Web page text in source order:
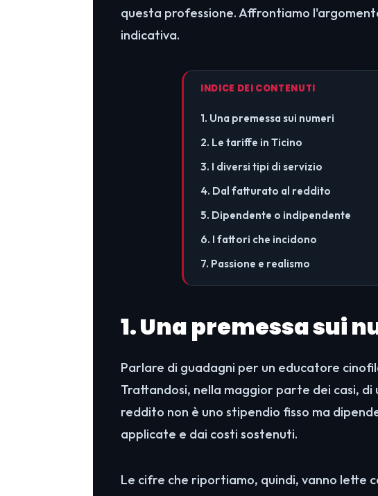
questa professione. Affrontiamo
indicativa.
INDICE DEI CONTENUTI
1. Una premessa sui numeri
2. Le tariffe in Ticino
3. I diversi tipi di servizio
4. Dal fatturato al reddito
5. Dipendente o indipendente
6. I fattori che incidono
7. Passione e realismo
1. Una premessa sui
Parlare di guadagni per un educatore
Trattandosi, nella maggior parte dei casi, di
reddito non è uno stipendio fisso ma
applicate e dai costi sostenuti.
Le cifre che riportiamo, quindi, vanno lette